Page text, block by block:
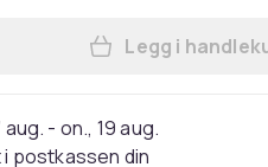
Legg
Legg i
aug. - on., 19 aug.
postkassen din